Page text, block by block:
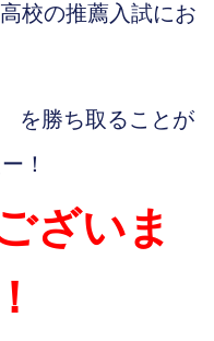
校の推薦入試にお
を勝ち取ることが
！
ざいま